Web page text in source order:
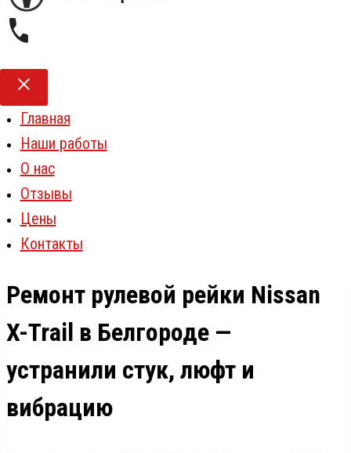
Главная
Наши работы
О нас
Отзывы
Цены
Контакты
Ремонт рулевой рейки Nissan
X-Trail в Белгороде —
устранили стук, люфт и
вибрацию